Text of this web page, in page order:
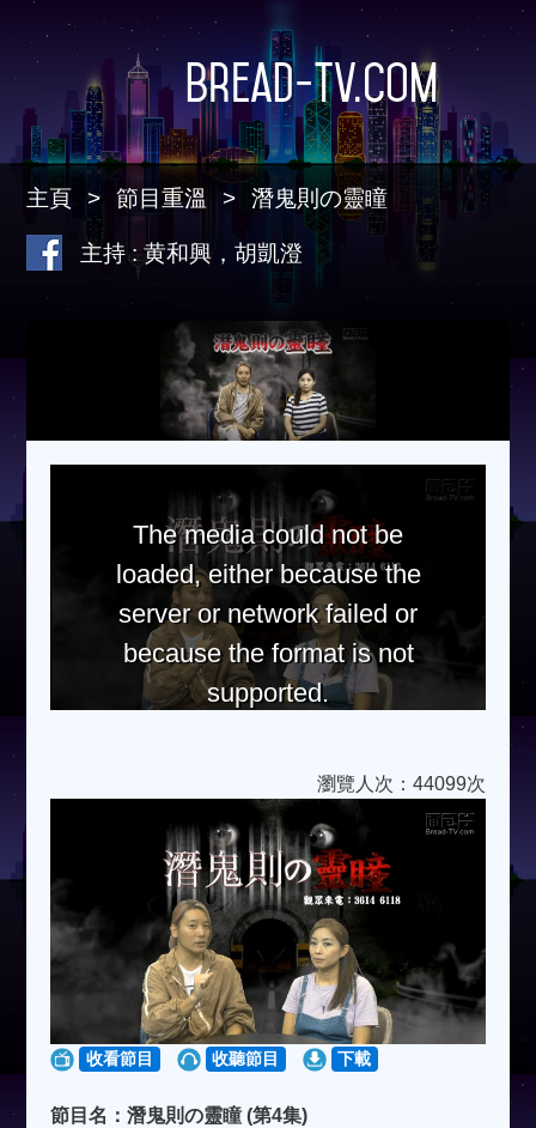
Bread-TV.com
主頁 節目重溫 潛鬼則の靈瞳
主持 : 黄和興，胡凱澄
The media could not be
loaded, either because the
server or network failed or
because the format is not
supported.
瀏覽人次：44099次
收看節目 收聽節目 下載
節目名：潛鬼則の靈瞳 (第4集)